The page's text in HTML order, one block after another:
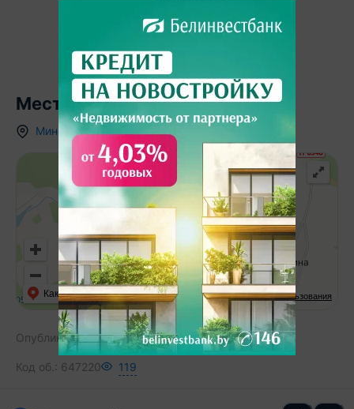
Местоположение
Минская область, ст. Вилия-Лошаны ,
Условия использования
Как добраться API Карт
Опубликовано:24.03.2025
Код об.: 647220 119